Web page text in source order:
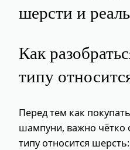
шерсти и
Как
типу
Перед тем как
шампуни, важно чётко
типу относится